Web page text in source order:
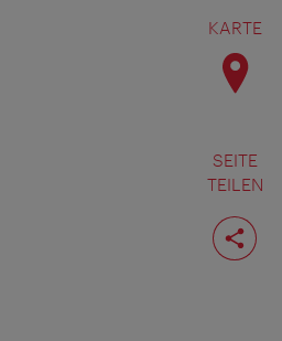
KARTE
SEITE
TEILEN
Seite
teilen